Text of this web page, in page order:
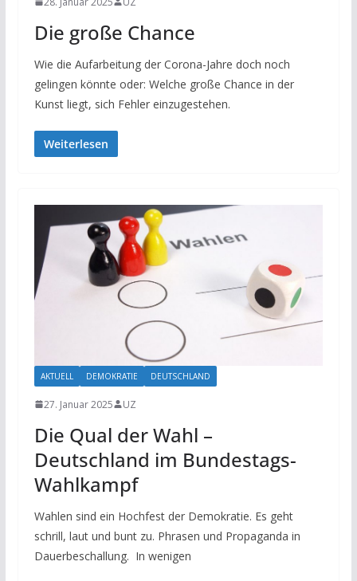
Die große Chance
Wie die Aufarbeitung der Corona-Jahre doch noch
gelingen könnte oder: Welche große Chance in der
Kunst liegt, sich Fehler einzugestehen.
Weiterlesen
AKTUELL DEMOKRATIE DEUTSCHLAND
27. Januar 2025 UZ
Die Qual der Wahl –
Deutschland im Bundestags-
Wahlkampf
Wahlen sind ein Hochfest der Demokratie. Es geht
schrill, laut und bunt zu. Phrasen und Propaganda in
Dauerbeschallung. In wenigen